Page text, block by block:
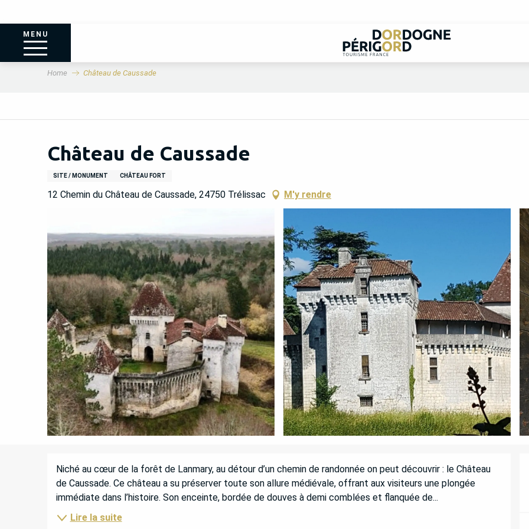
MENU
Home Château de Caussade
Château de Caussade
SITE / MONUMENT CHÂTEAU FORT
12 Chemin du Château de Caussade, 24750 Trélissac M'y rendre
DESCRIPTION
Niché au cœur de la forêt de Lanmary, au détour d’un chemin de randonnée on peut découvrir : le Château
de Caussade. Ce château a su préserver toute son allure médiévale, offrant aux visiteurs une plongée
immédiate dans l’histoire. Son enceinte, bordée de douves à demi comblées et flanquée de...
Lire la suite